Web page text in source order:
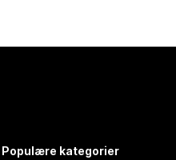
Populære kategorier